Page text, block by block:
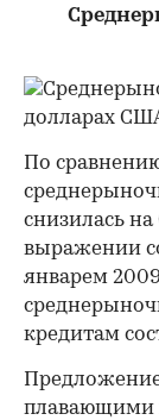
По
снизилась
выражении
январем
кредитам
плавающими